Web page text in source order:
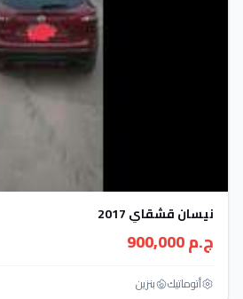
نيسان قشقاي 2017
ج.م 900,000
أتوماتيك‎ بنزين